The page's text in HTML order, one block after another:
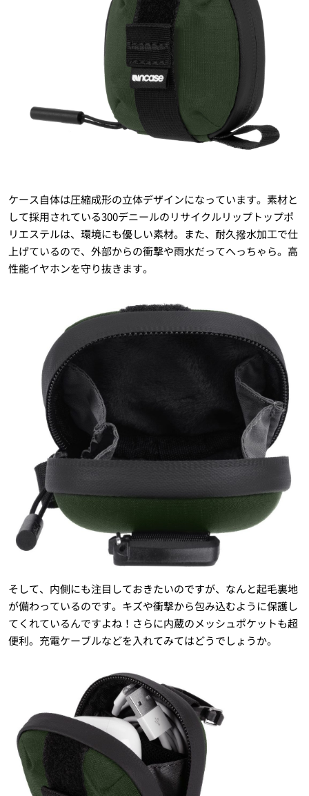
ケース自体は圧縮成形の立体デザインになっています。素材と
して採用されている300デニールのリサイクルリップトップポ
リエステルは、環境にも優しい素材。また、耐久撥水加工で仕
上げているので、外部からの衝撃や雨水だってへっちゃら。高
性能イヤホンを守り抜きます。
そして、内側にも注目しておきたいのですが、なんと起毛裏地
が備わっているのです。キズや衝撃から包み込むように保護し
てくれているんですよね！さらに内蔵のメッシュポケットも超
便利。充電ケーブルなどを入れてみてはどうでしょうか。